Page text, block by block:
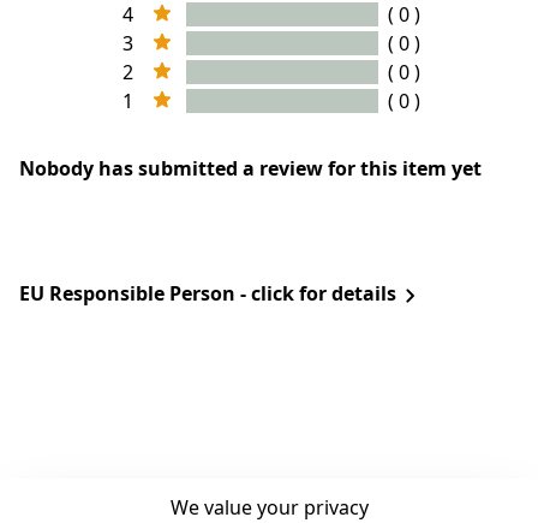
4
( 0 )
3
( 0 )
2
( 0 )
1
( 0 )
Nobody has submitted a review for this item yet
EU Responsible Person - click for details
We value your privacy